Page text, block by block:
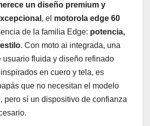
un diseño premium y
, el motorola edge 60
de la familia Edge: potencia,
. Con moto ai integrada, una
usuario fluida y diseño refinado
en cuero y tela, es
que no necesitan el modelo
pero sí un dispositivo de confianza